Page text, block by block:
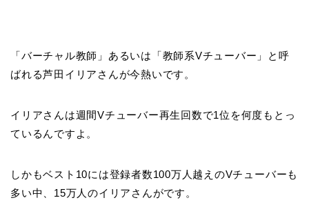
「バーチャル教師」あるいは「教師系Vチューバー」と呼
ばれる芦田イリアさんが今熱いです。
イリアさんは週間Vチューバー再生回数で1位を何度もとっ
ているんですよ。
しかもベスト10には登録者数100万人越えのVチューバーも
多い中、15万人のイリアさんがです。